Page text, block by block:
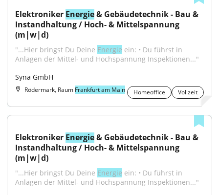
Elektroniker Energie & Gebäudetechnik - Bau &
Instandhaltung / Hoch- & Mittelspannung
(m|w|d)
"...Hier bringst Du Deine Energie ein: • Du führst in
Anlagen der Mittel- und Hochspannung Inspektionen..."
Syna GmbH
Rödermark, Raum Frankfurt am Main Homeoffice Vollzeit
Elektroniker Energie & Gebäudetechnik - Bau &
Instandhaltung / Hoch- & Mittelspannung
(m|w|d)
"...Hier bringst Du Deine Energie ein: • Du führst in
Anlagen der Mittel- und Hochspannung Inspektionen..."